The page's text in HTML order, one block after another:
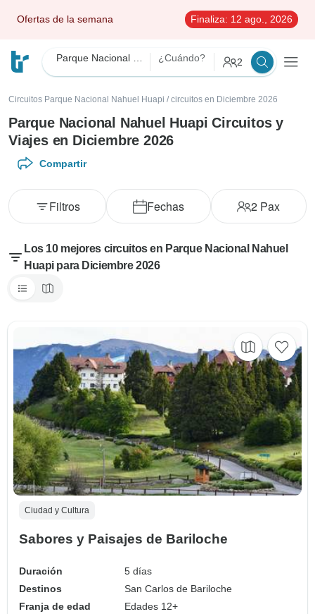
Ofertas de la semana Finaliza: 12 ago., 2026
¿Cuándo? 2
Circuitos Parque Nacional Nahuel Huapi / circuitos en Diciembre 2026
Parque Nacional Nahuel Huapi Circuitos y
Viajes en Diciembre 2026
Compartir
Fechas 2 Pax
Filtros
Los 10 mejores circuitos en Parque Nacional Nahuel
Huapi para Diciembre 2026
Ciudad y Cultura
Sabores y Paisajes de Bariloche
Duración
5 días
Destinos
San Carlos de Bariloche
Franja de edad
Edades 12+